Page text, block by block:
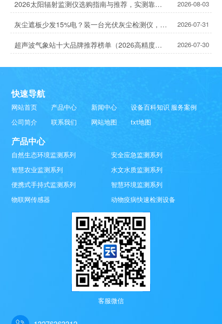
2026太阳辐射监测仪选购指南与推荐，实测靠谱！ 2026-08-03
灰尘遮板少发15%电？装一台光伏灰尘检测仪，提升发电效率，清洗成本省20% 2026-07-31
超声波气象站十大品牌推荐榜单（2026高精度气象监测TOP10） 2026-07-30
快速导航
网站首页 产品中心 新闻中心 设备百科知识 服务案例
公司简介
联系我们 网站地图 txt地图
产品中心
自然生态环境监测系列
安全应急监测系列
智慧农业监测系列
水文水质监测系列
便携式手持式监测系列
智慧环境监测系列
物联网传感器
动物疫病快速检测设备
客服微信